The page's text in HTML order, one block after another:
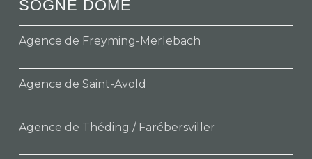
SOGNE DOME
Agence de Freyming-Merlebach
Agence de Saint-Avold
Agence de Théding / Farébersviller